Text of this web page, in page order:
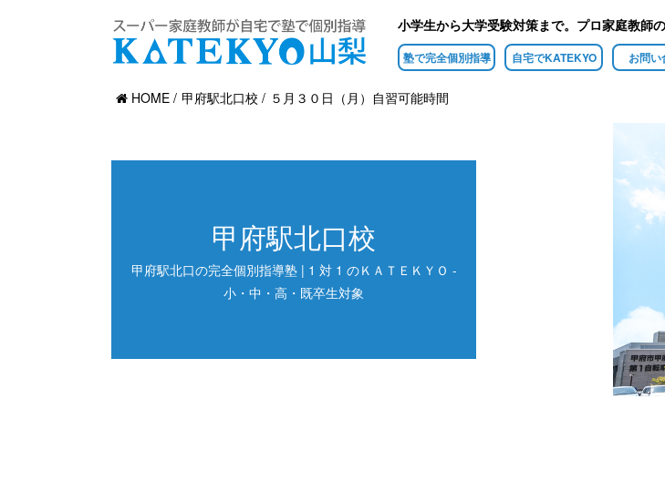
小学生から大学受験対策まで。プロ家庭教師
塾で完全個別指導 自宅でKATEKYO お問い
HOME
甲府駅北口校 ５月３０日（月）自習可能時間
甲府駅北口校
甲府駅北口の完全個別指導塾 | 1 対 1 のＫＡＴＥＫＹＯ -
小・中・高・既卒生対象